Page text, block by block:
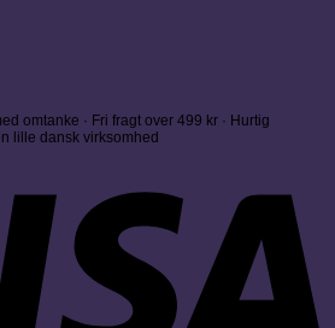
omtanke · Fri fragt over 499 kr · Hurtig
lille dansk virksomhed